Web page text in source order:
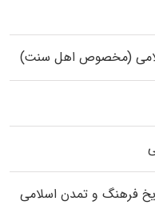
(مخصوص اهل سنت)
فرهنگ و تمدن اسلامی